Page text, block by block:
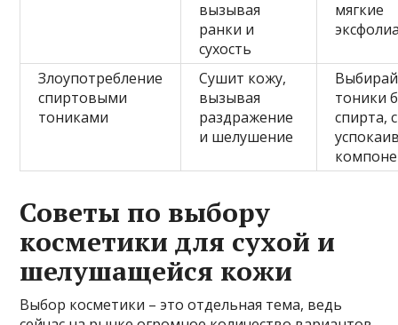
вызывая
ранки и
сухость
мягкие
Злоупотребление
спиртовыми
тониками
Сушит кожу,
вызывая
раздражение
и шелушение
тоники
спирта, с
Советы по выбору
косметики для сухой и
шелушащейся кожи
Выбор косметики – это отдельная тема, ведь